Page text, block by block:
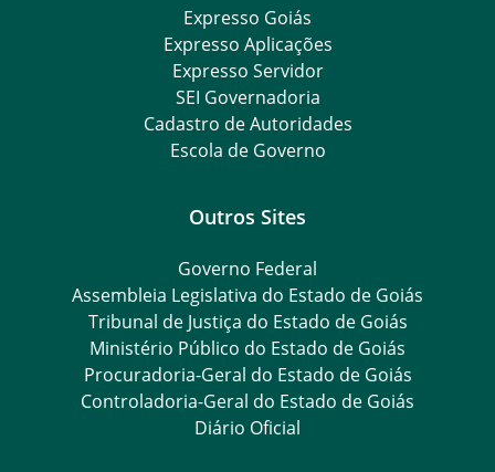
Expresso Goiás
Expresso Aplicações
Expresso Servidor
SEI Governadoria
Cadastro de Autoridades
Escola de Governo
Outros Sites
Governo Federal
Assembleia Legislativa do Estado de Goiás
Tribunal de Justiça do Estado de Goiás
Ministério Público do Estado de Goiás
Procuradoria-Geral do Estado de Goiás
Controladoria-Geral do Estado de Goiás
Diário Oficial